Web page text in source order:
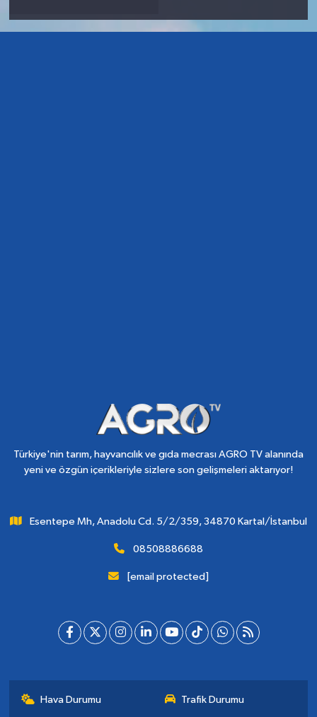
Türkiye'nin tarım, hayvancılık ve gıda mecrası AGRO TV alanında
yeni ve özgün içerikleriyle sizlere son gelişmeleri aktarıyor!
Esentepe Mh, Anadolu Cd. 5/2/359, 34870 Kartal/İstanbul
08508886688
[email protected]
Hava Durumu Trafik Durumu